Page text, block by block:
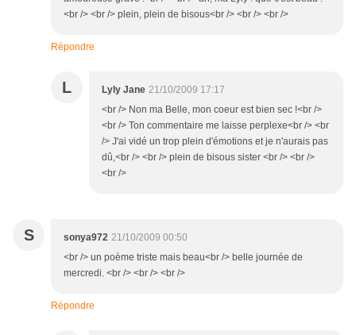
<br /> <br /> plein, plein de bisous<br /> <br /> <br />
Répondre
L Lyly Jane 21/10/2009 17:17
<br /> Non ma Belle, mon coeur est bien sec !<br />
<br /> Ton commentaire me laisse perplexe<br /> <br
/> J'ai vidé un trop plein d'émotions et je n'aurais pas
dû,<br /> <br /> plein de bisous sister <br /> <br />
<br />
S sonya972 21/10/2009 00:50
<br /> un poème triste mais beau<br /> belle journée de
mercredi. <br /> <br /> <br />
Répondre